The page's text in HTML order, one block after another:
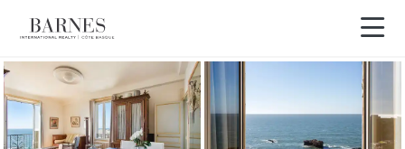
VENDIDO POR BARNES